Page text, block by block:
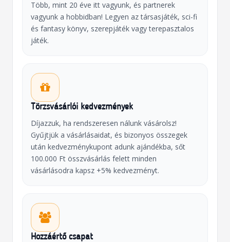
Több, mint 20 éve itt vagyunk, és partnerek
vagyunk a hobbidban! Legyen az társasjáték, sci-fi
és fantasy könyv, szerepjáték vagy terepasztalos
játék.
Törzsvásárlói kedvezmények
Díjazzuk, ha rendszeresen nálunk vásárolsz!
Gyűjtjük a vásárlásaidat, és bizonyos összegek
után kedvezménykupont adunk ajándékba, sőt
100.000 Ft összvásárlás felett minden
vásárlásodra kapsz +5% kedvezményt.
Hozzáértő csapat